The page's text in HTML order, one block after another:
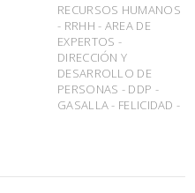
RECURSOS HUMANOS
- RRHH - AREA DE
EXPERTOS -
DIRECCIÓN Y
DESARROLLO DE
PERSONAS - DDP -
GASALLA - FELICIDAD -